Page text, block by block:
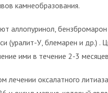
камнеобразования.
аллопуринол,
(уралит-У, блемарен и др.) .
ими в течение 2-3
лечении оксалатного